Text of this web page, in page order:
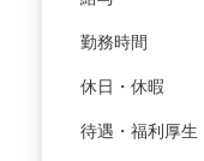
勤務時間
休日・休暇
待遇・福利厚生